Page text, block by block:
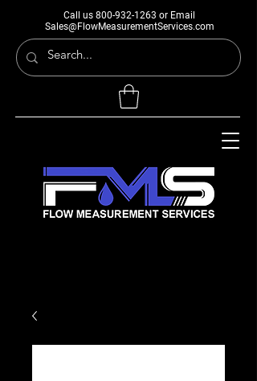
Call us 800-932-1263 or Email
Sales@FlowMeasurementServices.com